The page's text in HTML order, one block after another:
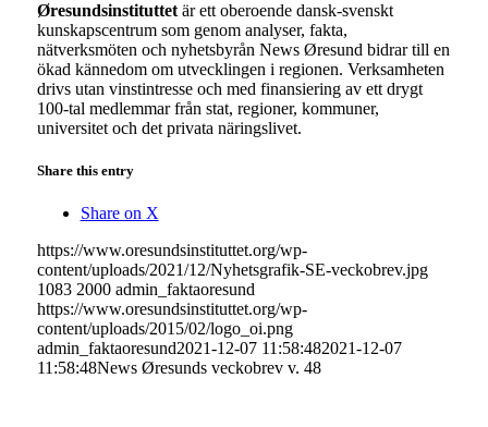
Øresundsinstituttetär ett oberoende dansk-svenskt
kunskapscentrum som genom analyser, fakta,
nätverksmöten och nyhetsbyrån News Øresund bidrar till en
ökad kännedom om utvecklingen i regionen. Verksamheten
drivs utan vinstintresse och med finansiering av ett drygt
100-tal medlemmar från stat, regioner, kommuner,
universitet och det privata näringslivet.
Share this entry
Share on X
https://www.oresundsinstituttet.org/wp-
content/uploads/2021/12/Nyhetsgrafik-SE-veckobrev.jpg
1083 2000 admin_faktaoresund
https://www.oresundsinstituttet.org/wp-
content/uploads/2015/02/logo_oi.png
admin_faktaoresund2021-12-07 11:58:482021-12-07
11:58:48News Øresunds veckobrev v. 48